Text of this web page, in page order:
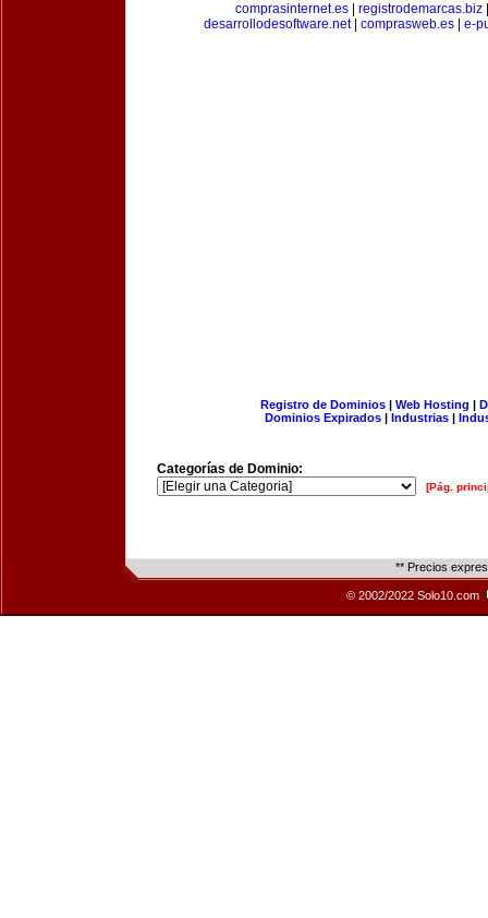
comprasinternet.es
registrodemarcas.biz
desarrollodesoftware.net| comprasweb.es| e-
Registro de Dominios| Web Hosting |
Dominios Expirados | Industrias |
Categorías de Dominio:
[Pág.
** Precios
© 2002/2022 Solo10.com